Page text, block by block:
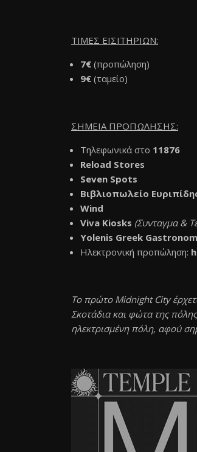
ΤΙΜΕΣ ΕΙΣΙΤΗΡΙΩΝ:
7€ (προπώληση)
9€ (ταμείο)
ΣΗΜΕΙΑ ΠΡΟΠΩΛΗΣΗΣ:
Τηλεφωνικά στο 11876
Reload Stores
Seven Spots
Βιβλιοπωλείο
Wind
Viva Kiosks (Συνταγμα &
Yolenis Greek
Ηλεκτρονική προπώληση:
Το πρώτο Midnight City
Σκοτάδια και φώτα της
ηλεκτρισμένη πόλη, αφού